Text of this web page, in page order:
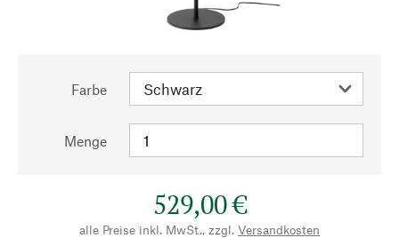
Farbe
Menge
529,00 €
alle Preise inkl. MwSt., zzgl. Versandkosten